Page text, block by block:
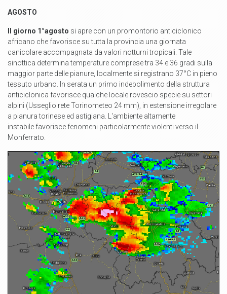
AGOSTO
Il giorno 1°agosto si apre con un promontorio anticiclonico
africano che favorisce su tutta la provincia una giornata
canicolare accompagnata da valori notturni tropicali. Tale
sinottica determina temperature comprese tra 34 e 36 gradi sulla
maggior parte delle pianure, localmente si registrano 37°C in pieno
tessuto urbano. In serata un primo indebolimento della struttura
anticiclonica favorisce qualche locale rovescio specie su settori
alpini (Usseglio rete Torinometeo 24 mm), in estensione irregolare
a pianura torinese ed astigiana. L'ambiente altamente
instabile favorisce fenomeni particolarmente violenti verso il
Monferrato.